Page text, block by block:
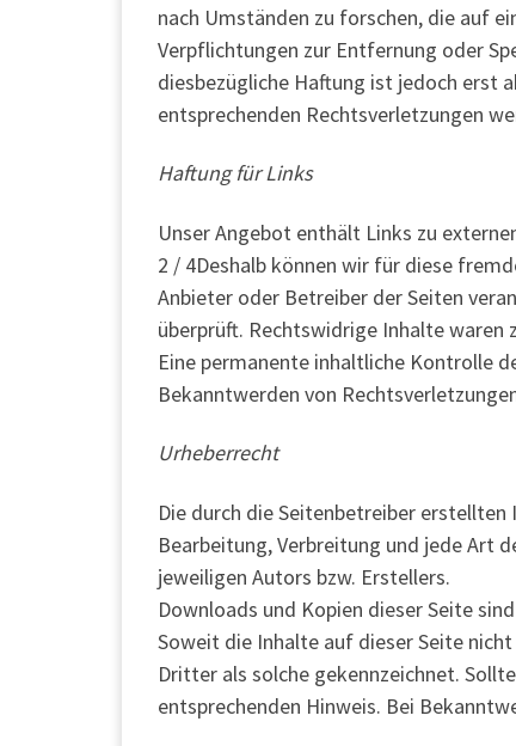
nach Umständen zu forschen, die auf
Verpflichtungen zur Entfernung oder
diesbezügliche Haftung ist jedoch erst
entsprechenden Rechtsverletzungen
Haftung für Links
Unser Angebot enthält Links zu
2 / 4Deshalb können wir für diese
Anbieter oder Betreiber der Seiten
überprüft. Rechtswidrige Inhalte waren
Eine permanente inhaltliche Kontrolle
Bekanntwerden von
Urheberrecht
Die durch die Seitenbetreiber
Bearbeitung, Verbreitung und jede Art
jeweiligen Autors bzw. Erstellers.
Downloads und Kopien dieser Seite
Soweit die Inhalte auf dieser Seite
Dritter als solche gekennzeichnet.
entsprechenden Hinweis. Bei